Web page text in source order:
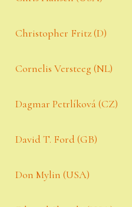
Christopher Fritz (D)
Cornelis Versteeg (NL)
Dagmar Petrlíková (CZ)
David T. Ford (GB)
Don Mylin (USA)